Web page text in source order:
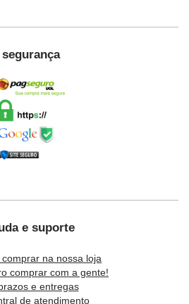
segurança
e suporte
na nossa loja
comprar com a gente!
e entregas
de atendimento